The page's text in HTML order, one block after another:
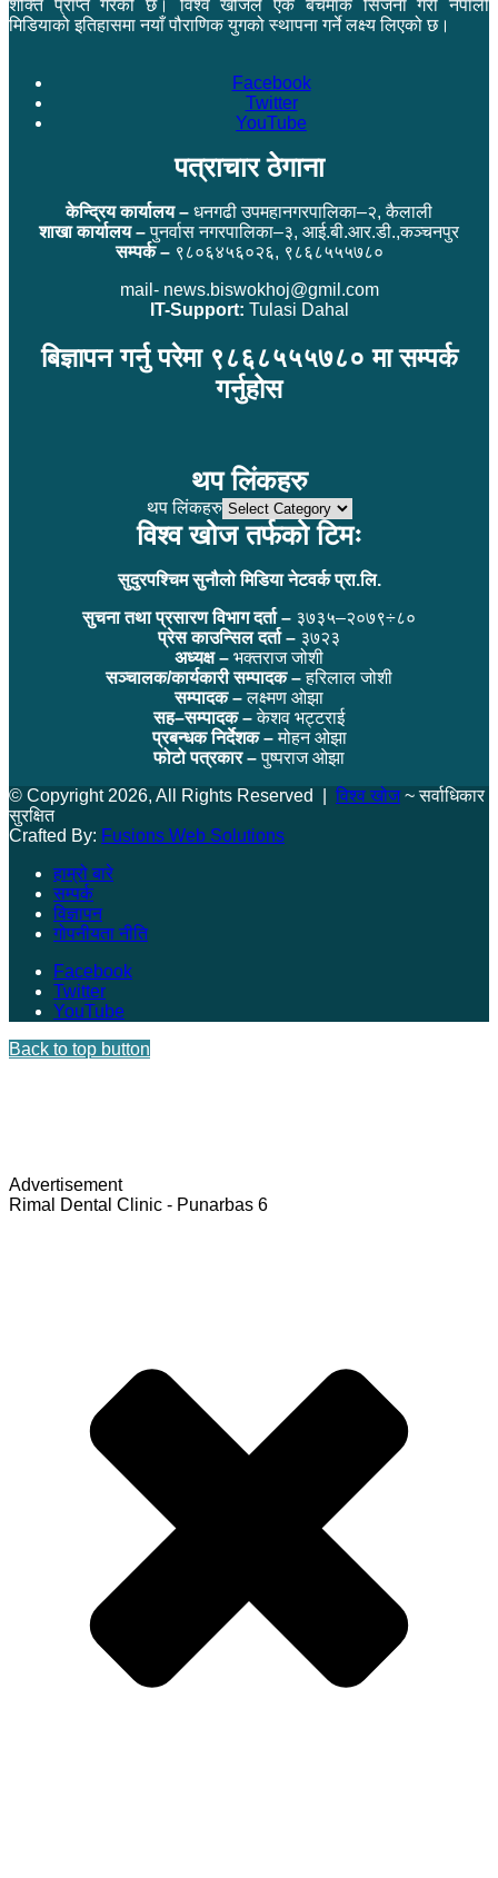
शक्ति प्राप्त गरेको छ। विश्व खोजले एक बेंचमार्क सिर्जना गरी नेपाली
मिडियाको इतिहासमा नयाँ पौराणिक युगको स्थापना गर्ने लक्ष्य लिएको छ।
Facebook
Twitter
YouTube
पत्राचार ठेगाना
केन्द्रिय कार्यालय – धनगढी उपमहानगरपालिका–२, कैलाली
शाखा कार्यालय –पुनर्वास नगरपालिका–३, आई.बी.आर.डी.,कञ्चनपुर
सम्पर्क –९८०६४५६०२६, ९८६८५५५७८०
mail- news.biswokhoj@gmil.com
IT-Support: Tulasi Dahal
बिज्ञापन गर्नु परेमा ९८६८५५५७८० मा सम्पर्क
गर्नुहोस
थप लिंकहरु
थप लिंकहरु
विश्व खोज तर्फको टिमः
सुदुरपश्चिम सुनौलो मिडिया नेटवर्क प्रा.लि.
सुचना तथा प्रसारण विभाग दर्ता – ३७३५–२०७९÷८०
प्रेस काउन्सिल दर्ता – ३७२३
अध्यक्ष – भक्तराज जोशी
सञ्चालक/कार्यकारी सम्पादक –हरिलाल जोशी
सम्पादक –लक्ष्मण ओझा
सह–सम्पादक –केशव भट्टराई
प्रबन्धक निर्देशक –मोहन ओझा
फोटो पत्रकार –पुष्पराज ओझा
© Copyright 2026, All Rights Reserved | विश्व खोज~ सर्वाधिकार
सुरक्षित
Crafted By: Fusions Web Solutions
हाम्रो बारे
सम्पर्क
विज्ञापन
गोपनीयता नीति
Facebook
Twitter
YouTube
Back to top button
Advertisement
Rimal Dental Clinic - Punarbas 6